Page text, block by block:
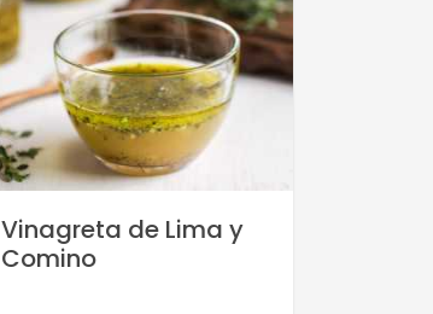
Vinagreta de Lima y
Comino